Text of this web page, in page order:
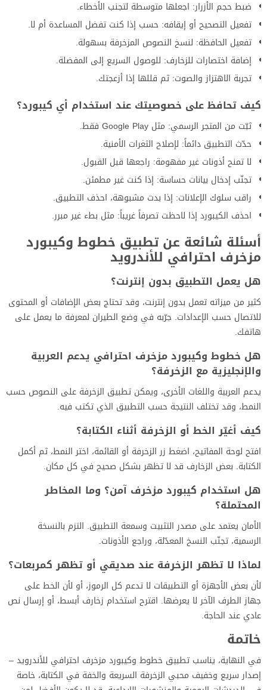
ضبط حجم الأزرار: اجعلها متوسطة لتجنب الأخطاء.
تفعيل التصحيح أو إيقافه: حسب إذا كنت تفضل المساعدة أم لا.
تفعيل الحافظة: لنسخ النصوص المزخرفة بسهولة.
إضافة اختصارات للزخارف: للوصول السريع إلى المفضلة.
تجربة الاهتزاز والصوت: ثم قللها إذا أزعجتك.
كيف تحافظ على خصوصيتك عند استخدام أي كيبورد؟
ثبّت من المتجر الرسمي: مثل Google Play فقط.
حدّث التطبيق دائماً: لإصلاح الثغرات الأمنية.
لا تمنح أذونات غير مفهومة: راجعها قبل القبول.
تجنّب إدخال بيانات حساسة: إذا كنت غير مطمئن.
راقب سلوك الإعلانات: إذا بدت مشبوهة، احذف التطبيق.
احذف الكيبورد إذا لاحظت تصرفاً غريباً: مثل بطء غير مبرر.
أسئلة شائعة عن تطبيق خطوط وكيبورد
مزخرف احترافي للأندرويد
هل يعمل التطبيق بدون إنترنت؟
كثير من ميزاته تعمل بدون إنترنت، وقد تحتاج بعض الإضافات أو المحتوى
للاتصال حسب الإعدادات. جرّبه في وضع الطيران لمعرفة ما يعمل على
هاتفك.
هل خطوط وكيبورد مزخرف احترافي يدعم العربية
والإنجليزية مع الزخرفة؟
يدعم العربية واللغات الأخرى، ويمكن تطبيق الزخرفة على النصوص حسب
النمط، وقد تختلف النتيجة حسب التطبيق الذي تكتب فيه.
كيف أغيّر الخط أو الزخرفة أثناء الكتابة؟
افتح لوحة المفاتيح، اضغط زر الزخرفة أو القائمة، اختر النمط، ثم أكمل
الكتابة. بعض الزخارف قد لا تظهر بشكل صحيح في كل مكان.
هل استخدام كيبورد مزخرف آمن؟ وما المخاطر
المحتملة؟
الأمان يعتمد على مصدر التثبيت وسمعة التطبيق. التزم بالنسخة
الرسمية، تجنّب النسخ المعدّلة، وراجع الأذونات.
لماذا لا تظهر الزخرفة عند صديقي أو تظهر كمربعات؟
لأن بعض الأجهزة أو التطبيقات لا تدعم كل الرموز، أو لأن الخط على
جهاز الطرف الآخر لا يعرضها. اقترح استخدام زخارف أبسط، أو إرسال نص
عادي عند الحاجة.
خاتمة
في النهاية، يناسب تطبيق خطوط وكيبورد مزخرف احترافي للأندرويد –
إصدار سريع وخفيف محبي الزخرفة السريعة والخفة في الكتابة، خاصة